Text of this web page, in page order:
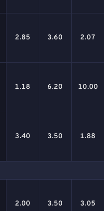
2.85 3.60 2.07
1.18 6.20 10.00
3.40 3.50 1.88
2.00 3.50 3.05